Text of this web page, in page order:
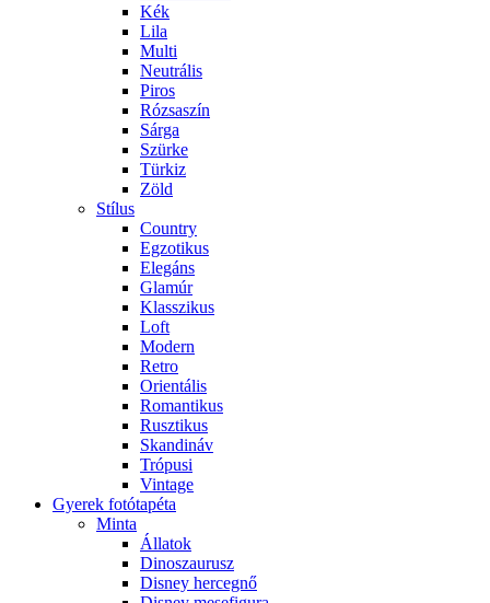
Kék
Lila
Multi
Neutrális
Piros
Rózsaszín
Sárga
Szürke
Türkiz
Zöld
Stílus
Country
Egzotikus
Elegáns
Glamúr
Klasszikus
Loft
Modern
Retro
Orientális
Romantikus
Rusztikus
Skandináv
Trópusi
Vintage
Gyerek fotótapéta
Minta
Állatok
Dinoszaurusz
Disney hercegnő